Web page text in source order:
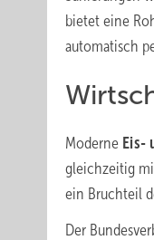
bietet eine
automatisch
Moderne Eis-
gleichzeitig
ein Bruchteil
Der